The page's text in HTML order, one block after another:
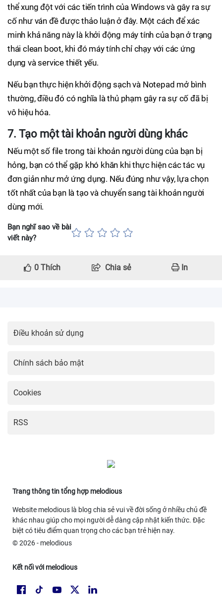
thể xung đột với các tiến trình của Windows và gây ra sự
cố như ván đề được thảo luận ở đây. Một cách để xác
minh khả năng này là khởi động máy tính của bạn ở trạng
thái clean boot, khi đó máy tính chỉ chạy với các ứng
dụng và service thiết yếu.
Nếu bạn thực hiện khởi động sạch và Notepad mở bình
thường, điều đó có nghĩa là thủ phạm gây ra sự cố đã bị
vô hiệu hóa.
7. Tạo một tài khoản người dùng khác
Nếu một số file trong tài khoản người dùng của bạn bị
hỏng, bạn có thể gặp khó khăn khi thực hiện các tác vụ
đơn giản như mở ứng dụng. Nếu đúng như vậy, lựa chọn
tốt nhất của bạn là tạo và chuyển sang tài khoản người
dùng mới.
Bạn nghĩ sao về bài
viết này?
0 Thích Chia sẻ In
Điều khoản sử dụng
Chính sách bảo mật
Cookies
RSS
Trang thông tin tổng hợp melodious
Website melodious là blog chia sẻ vui về đời sống ở nhiều chủ đề
khác nhau giúp cho mọi người dễ dàng cập nhật kiến thức. Đặc
biệt có tiêu điểm quan trọng cho các bạn trẻ hiện nay.
© 2026 - melodious
Kết nối với melodious